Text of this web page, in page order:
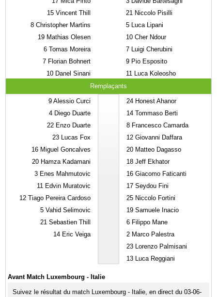
15 Vincent Thill
8 Christopher Martins
19 Mathias Olesen
6 Tomas Moreira
7 Florian Bohnert
10 Danel Sinani
21 Niccolo Pisilli
5 Luca Lipani
10 Cher Ndour
7 Luigi Cherubini
9 Pio Esposito
11 Luca Koleosho
Remplaçants
9 Alessio Curci
4 Diego Duarte
22 Enzo Duarte
23 Lucas Fox
16 Miguel Goncalves
20 Hamza Kadamani
3 Enes Mahmutovic
11 Edvin Muratovic
12 Tiago Pereira Cardoso
5 Vahid Selimovic
21 Sebastien Thill
14 Eric Veiga
24 Honest Ahanor
14 Tommaso Berti
8 Francesco Camarda
12 Giovanni Daffara
20 Matteo Dagasso
18 Jeff Ekhator
16 Giacomo Faticanti
17 Seydou Fini
25 Niccolo Fortini
19 Samuele Inacio
6 Filippo Mane
2 Marco Palestra
23 Lorenzo Palmisani
13 Luca Reggiani
Avant Match Luxembourg - Italie
Suivez le résultat du match Luxembourg - Italie, en direct du 03-06-